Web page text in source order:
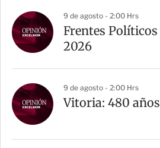
9 de agosto - 2:00 Hrs
Frentes
2026
9 de agosto - 2:00 Hrs
Vitoria: 480